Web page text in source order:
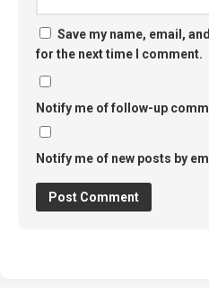
Save my name, email,
for the next time I comment.
Notify me of follow-up
Notify me of new posts by